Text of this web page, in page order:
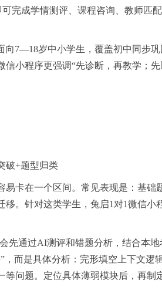
完成学情测评、课程咨询、教师匹
向7—18岁中小学生，覆盖初中同步
小程序更强调“先诊断，再教学；
破+题型归类
卡在一个区间。常见表现是：基础
。针对这类学生，兔启1对1微信小
先通过AI测评和错题分析，结合本
而是具体分析：完形填空上下文逻
问题。定位具体薄弱模块后，再制